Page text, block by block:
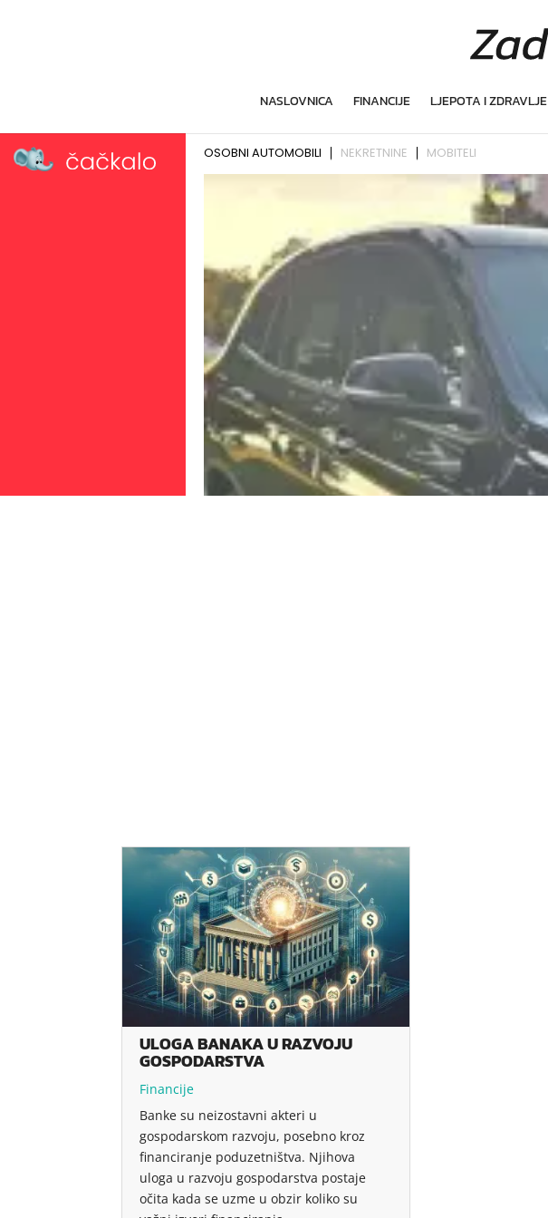
NASLOVNICA FINANCIJE LJEPOTA I ZDRAVLJE
ULOGA BANAKA U RAZVOJU
GOSPODARSTVA
Financije
Banke su neizostavni akteri u
gospodarskom razvoju, posebno kroz
financiranje poduzetništva. Njihova
uloga u razvoju gospodarstva postaje
očita kada se uzme u obzir koliko su